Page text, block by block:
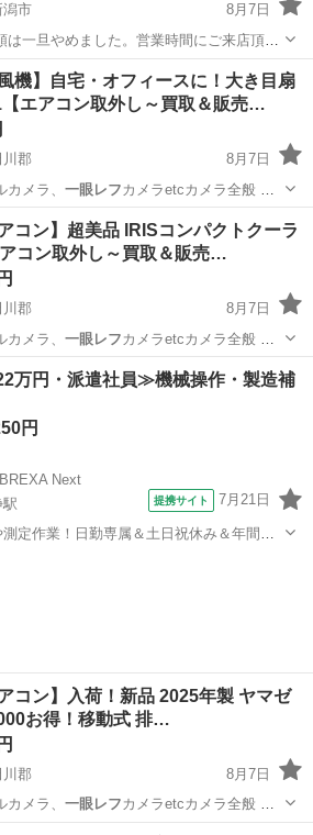
潟市
8月7日
は一旦やめました。営業時間にご来店頂
れば、その場で購入も可能です。 ご不明
ニイガタベース
...
機】自宅・オフィースに！大き目扇
【エアコン取外し～買取＆販売…
郡
8月7日
メラ、 一眼レフ カメラetcカメラ全般 Ｎ
空調家電 買取
コン】超美品 IRISコンパクトクーラ
コン取外し～買取＆販売…
郡
8月7日
メラ、 一眼レフ カメラetcカメラ全般 Ｎ
空調家電 買取
万円・派遣社員≫機械操作・製造補
円
Next
提携サイト 7月21日
定作業！日勤専属＆土日祝休み＆年間休
コン】入荷！新品 2025年製 ヤマゼ
お得！移動式 排…
郡
8月7日
メラ、 一眼レフ カメラetcカメラ全般 Ｎ